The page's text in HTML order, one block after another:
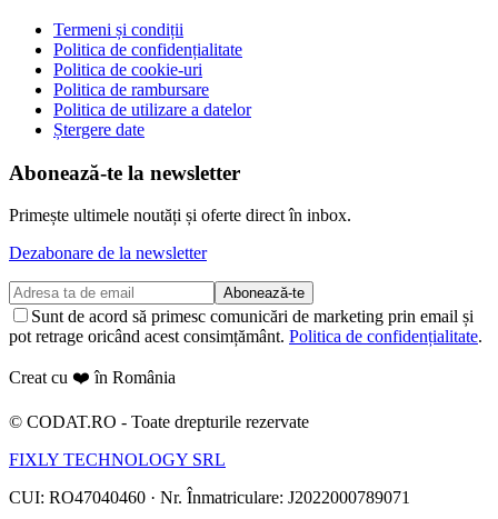
Termeni și condiții
Politica de confidențialitate
Politica de cookie-uri
Politica de rambursare
Politica de utilizare a datelor
Ștergere date
Abonează-te la newsletter
Primește ultimele noutăți și oferte direct în inbox.
Dezabonare de la newsletter
Abonează-te
Sunt de acord să primesc comunicări de marketing prin email și
pot retrage oricând acest consimțământ. Politica de confidențialitate.
Creat cu ❤️ în România
© CODAT.RO - Toate drepturile rezervate
FIXLY TECHNOLOGY SRL
CUI: RO47040460 · Nr. Înmatriculare: J2022000789071